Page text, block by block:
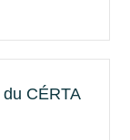
CÉRTA